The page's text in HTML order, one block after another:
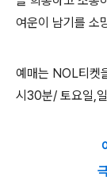
여운이 남기를 소
예매는 NOL티켓
시 30분/ 토요일,